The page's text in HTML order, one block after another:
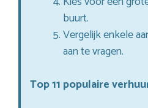
buurt.
Vergelijk enkele
aan te vragen.
Top 11 populaire